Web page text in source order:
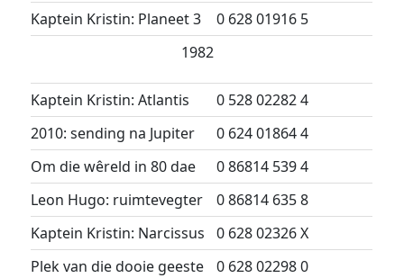
Kaptein Kristin: Planeet 3
0 628 01916 5
1982
Kaptein Kristin: Atlantis
0 528 02282 4
2010: sending na Jupiter
0 624 01864 4
Om die wêreld in 80 dae
0 86814 539 4
Leon Hugo: ruimtevegter
0 86814 635 8
Kaptein Kristin: Narcissus
0 628 02326 X
Plek van die dooie geeste
0 628 02298 0